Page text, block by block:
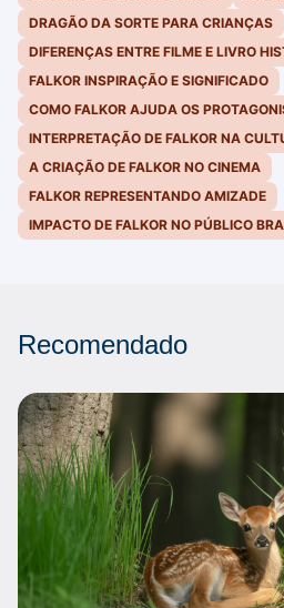
DRAGÃO DA SORTE PARA CRIANÇAS
DIFERENÇAS ENTRE FILME E LIVRO
FALKOR INSPIRAÇÃO E SIGNIFICADO
COMO FALKOR AJUDA OS
INTERPRETAÇÃO DE FALKOR NA
A CRIAÇÃO DE FALKOR NO CINEMA
FALKOR REPRESENTANDO AMIZADE
IMPACTO DE FALKOR NO PÚBLICO
Recomendado